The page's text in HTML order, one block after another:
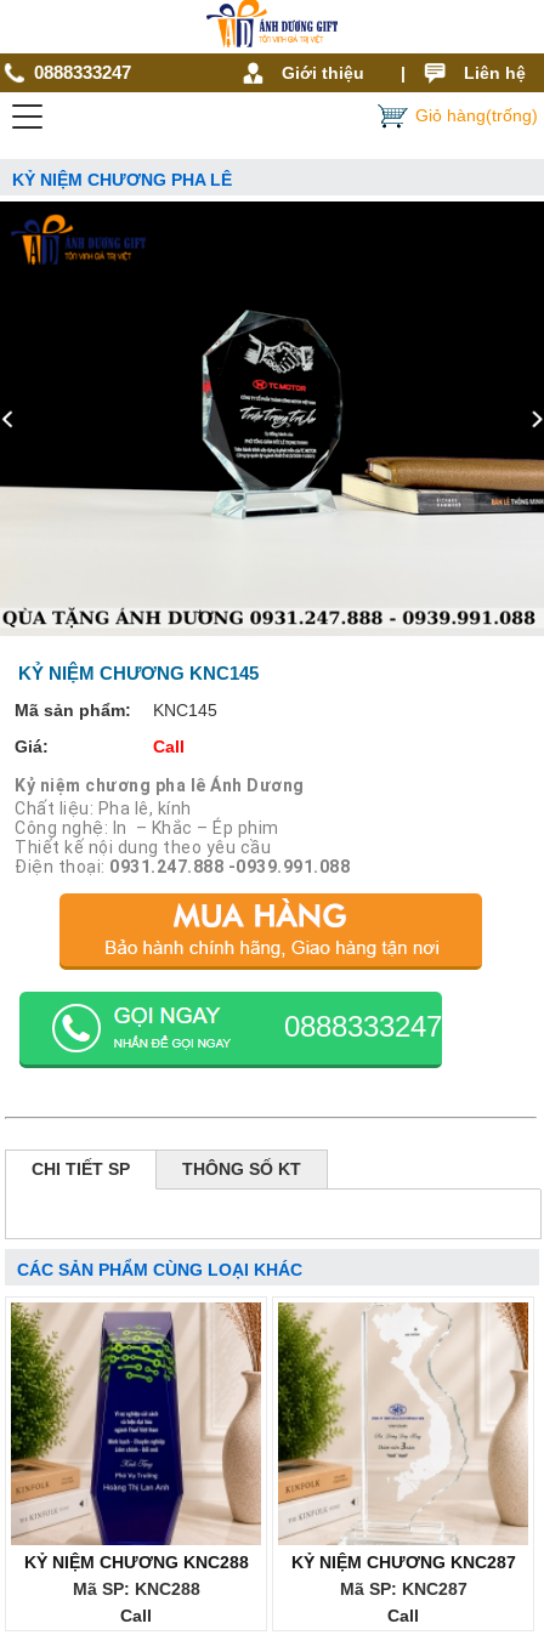
0888333247 Giới thiệu | Liên hệ
Giỏ hàng(trống)
KỶ NIỆM CHƯƠNG PHA LÊ
KỶ NIỆM CHƯƠNG KNC145
Mã sản phẩm:
KNC145
Giá:
Call
Kỷ niệm chương pha lê Ánh Dương
Chất liệu: Pha lê, kính
Công nghệ: In – Khắc – Ép phim
Thiết kế nội dung theo yêu cầu
Điện thoại: 0931.247.888 -0939.991.088
0888333247
CHI TIẾT SP THÔNG SỐ KT
CÁC SẢN PHẨM CÙNG LOẠI KHÁC
KỶ NIỆM CHƯƠNG KNC288
Mã SP: KNC288
Call
KỶ NIỆM CHƯƠNG KNC287
Mã SP: KNC287
Call